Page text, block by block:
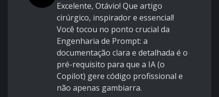
Excelente, Otávio! Que artigo
cirúrgico, inspirador e essencial!
Você tocou no ponto crucial da
Engenharia de Prompt: a
documentação clara e detalhada é o
pré-requisito para que a IA (o
Copilot) gere código profissional e
não apenas gambiarra.